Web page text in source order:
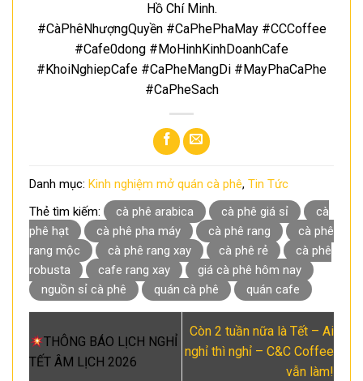
Hồ Chí Minh.
#CàPhêNhượngQuyền #CaPhePhaMay #CCCoffee
#Cafe0dong #MoHinhKinhDoanhCafe
#KhoiNghiepCafe #CaPheMangDi #MayPhaCaPhe
#CaPheSach
Danh mục: Kinh nghiệm mở quán cà phê, Tin Tức
Thẻ tìm kiếm:
cà phê arabica cà phê giá sỉ
cà
phê hạt
cà phê pha máy cà phê rang
cà phê
rang mộc
cà phê rang xay cà phê rẻ
cà phê
robusta
cafe rang xay
giá cà phê hôm nay
nguồn sỉ cà phê
quán cà phê quán cafe
THÔNG BÁO LỊCH NGHỈ
TẾT ÂM LỊCH 2026
Còn 2 tuần nữa là Tết – Ai
nghỉ thì nghỉ – C&C Coffee
vẫn làm!